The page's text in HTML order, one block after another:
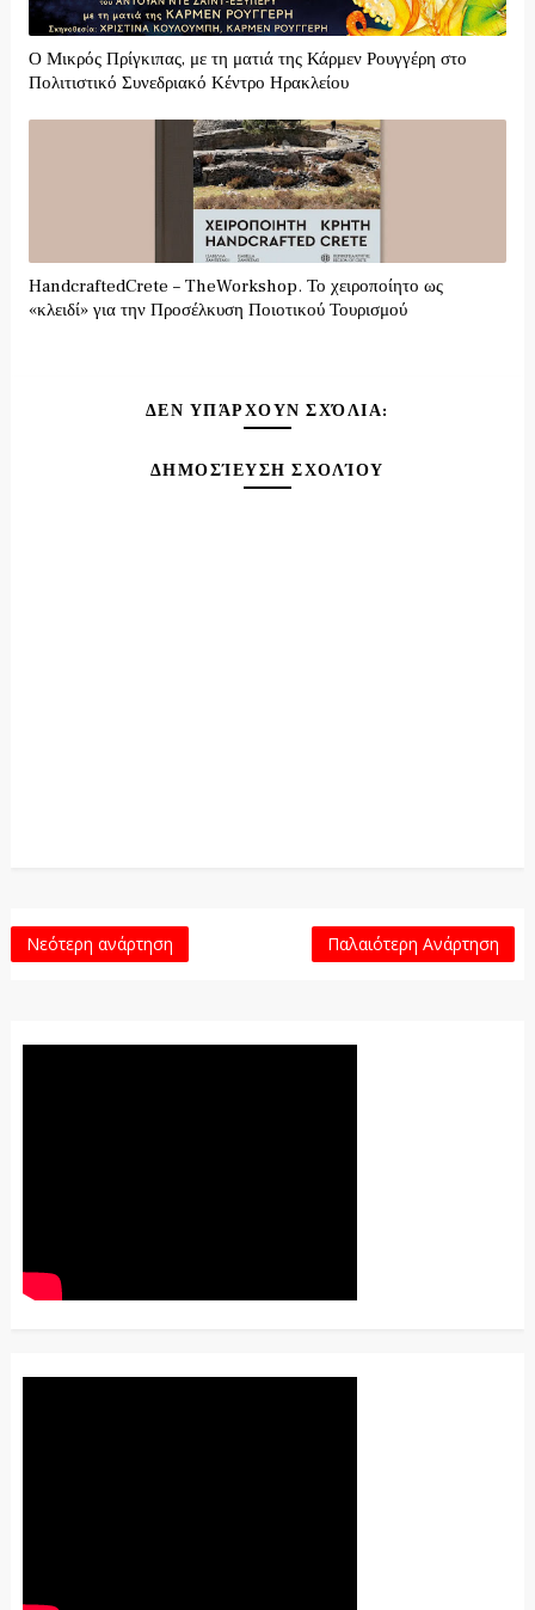
Ο Μικρός Πρίγκιπας, με τη ματιά της Κάρμεν Ρουγγέρη στο
Πολιτιστικό Συνεδριακό Κέντρο Ηρακλείου
HandcraftedCrete – TheWorkshop. Το χειροποίητο ως
«κλειδί» για την Προσέλκυση Ποιοτικού Τουρισμού
ΔΕΝ ΥΠΆΡΧΟΥΝ ΣΧΌΛΙΑ:
ΔΗΜΟΣΊΕΥΣΗ ΣΧΟΛΊΟΥ
Νεότερη ανάρτηση Παλαιότερη Ανάρτηση